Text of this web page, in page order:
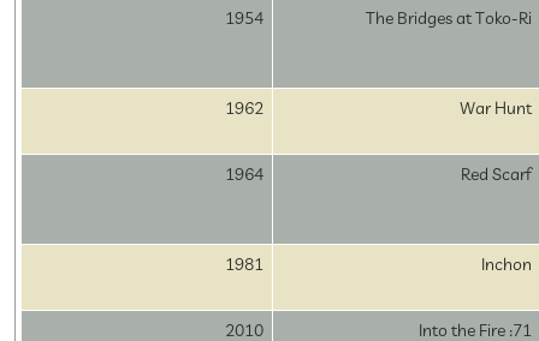
The Bridges at Toko-Ri
1954
War Hunt
1962
Red Scarf
1964
Inchon
1981
71: Into the Fire
2010